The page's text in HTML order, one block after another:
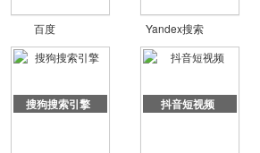
百度 Yandex搜索
搜狗搜索引擎 抖音短视频